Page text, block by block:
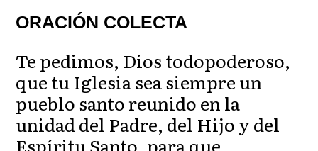
ORACIÓN COLECTA
Te pedimos, Dios todopoderoso,
que tu Iglesia sea siempre un
pueblo santo reunido en la
unidad del Padre, del Hijo y del
Espíritu Santo, para que